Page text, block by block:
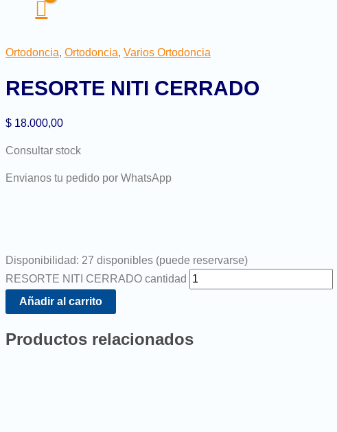
Ortodoncia, Ortodoncia, Varios Ortodoncia
RESORTE NITI CERRADO
$ 18.000,00
Consultar stock
Envianos tu pedido por WhatsApp
Disponibilidad: 27 disponibles (puede reservarse)
RESORTE NITI CERRADO cantidad
Añadir al carrito
Productos relacionados